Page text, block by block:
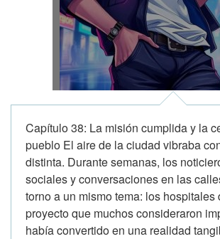
Capítulo 38: La misión cumplida y la
pueblo El aire de la ciudad vibraba
distinta. Durante semanas, los
sociales y conversaciones en las
torno a un mismo tema: los hospitales
proyecto que muchos consideraron
había convertido en una realidad